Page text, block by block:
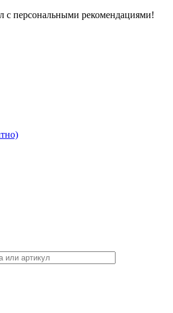
с персональными рекомендациями!